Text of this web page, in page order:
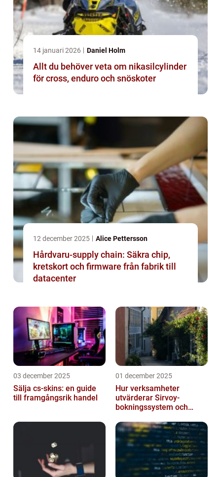
14 januari 2026 Daniel Holm
Allt du behöver veta om nikasilcylinder
för cross, enduro och snöskoter
12 december 2025 Alice Pettersson
Hårdvaru-supply chain: Säkra chip,
kretskort och firmware från fabrik till
datacenter
03 december 2025
Sälja cs-skins: en guide
till framgångsrik handel
01 december 2025
Hur verksamheter
utvärderar Sirvoy-
bokningssystem och